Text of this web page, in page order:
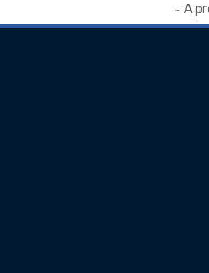
- A